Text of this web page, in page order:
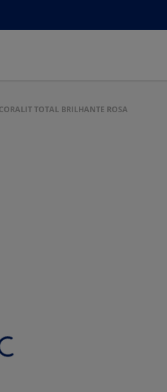
CORALIT TOTAL BRILHANTE ROSA